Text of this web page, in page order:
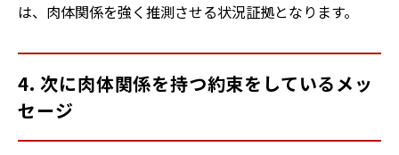
は、肉体関係を強く推測させる状況証拠となります。
4. 次に肉体関係を持つ約束をしているメッ
セージ